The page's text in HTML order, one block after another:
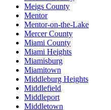
Meigs County
Mentor
Mentor-on-the-Lake
Mercer County
Miami County
Miami Heights
Miamisburg
Miamitown
Middleburg Heights
Middlefield
Middleport
Middletown